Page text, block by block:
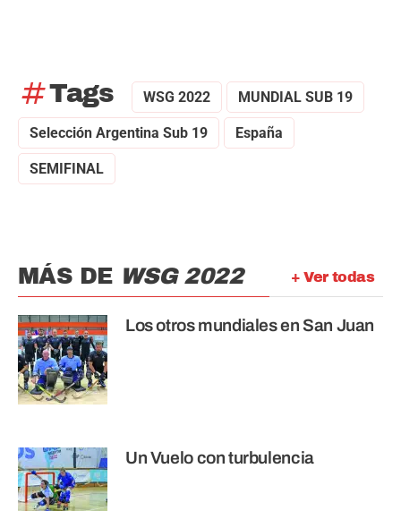
tagTags WSG 2022 MUNDIAL SUB 19
Selección Argentina Sub 19 España
SEMIFINAL
+ Ver todas
MÁS DE WSG 2022
Los otros mundiales en San Juan
Un Vuelo con turbulencia